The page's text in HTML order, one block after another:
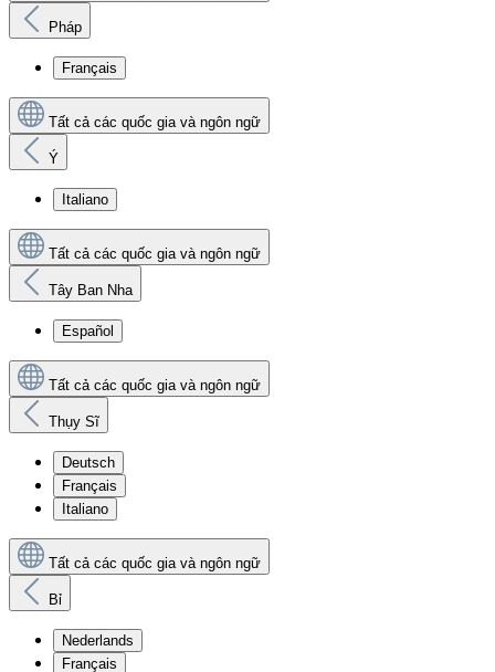
Pháp
Français
Tất cả các quốc gia và ngôn ngữ
Ý
Italiano
Tất cả các quốc gia và ngôn ngữ
Tây Ban Nha
Español
Tất cả các quốc gia và ngôn ngữ
Thụy Sĩ
Deutsch
Français
Italiano
Tất cả các quốc gia và ngôn ngữ
Bỉ
Nederlands
Français